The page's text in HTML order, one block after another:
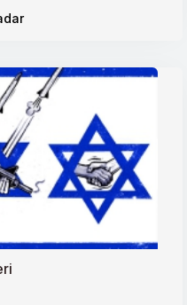
Siyasi ve Stratejik
tetikler mi?